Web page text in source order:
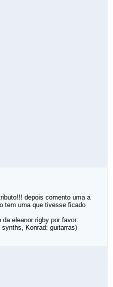
depois comento uma a
tem uma que tivesse ficado
eleanor rigby por favor:
Konrad: guitarras)